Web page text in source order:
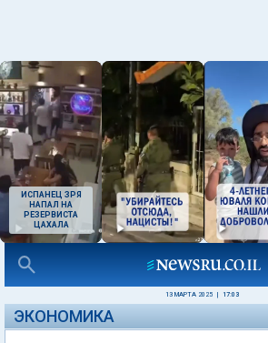
ИСПАНЕЦ ЗРЯ
НАПАЛ НА
РЕЗЕРВИСТА
ЦАХАЛА
13 МАРТА 2025 17:03
ЭКОНОМИКА